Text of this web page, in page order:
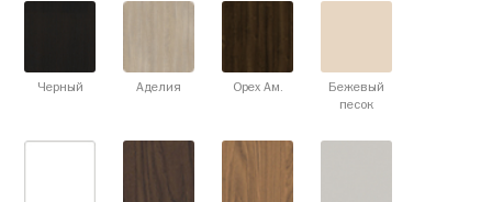
Черный Аделия Орех Ам.
Бежевый
песок